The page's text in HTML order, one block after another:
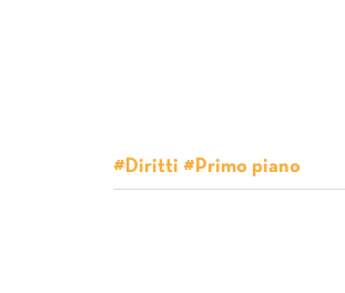
#Diritti #Primo piano